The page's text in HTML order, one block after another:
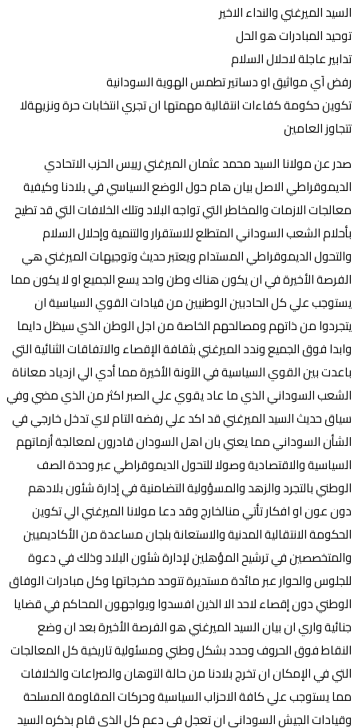
السيد الميرغني والنداء الاخير
توحيد المبادرات هو الحل
تدابير عاجلة لاحلال السلام
رفض اَي مواثيق او دساتير تطمس الهوية السودانية
تكوين حكومة كفاءات انتقالية مهمتها ان تجري انتخابات حرة ونزيهةلا
تتجاوز العامين
صدر عن مولانا السيد محمد عثمان الميرغني رييس الحزب الاتحادي
الديموقراطي الاصل بيان هام حول الوضع السياسي في بلادنا وكيفية
معالجات الازمات والمخاطر التي تواجه البلاد وتلك الخلافات التي قد تطيح
بأحلام الشعب السوداني المتطلع للاستقرار والتنمية وإحلال السلام
والتحول الديموقراطي المستدام ويعتبر حديث وتوجيهات الميرغني هي
الفرصة الأخيرة في ان يكون هناك وطن واحد يسع الجميع او لا يكون مما
يستوجب علي كل الحادبين الوطنيين من قيادات القوي السياسية ان
يتجردوا من ذاتهم ومصالحهم الخاصة من اجل الوطن الذي سيظل دايما
وابدا فوق الجميع وندد الميرغني بثقافة الإقصاء والاتفاقات الثنائية التي
باعدت بين القوي السياسية في الآونة الأخيرة مما أدي الي ازدياد معاناة
الشعب السوداني الذي ما عاد يقوي علي الصبر اكثر من الذي مضي وفي
سياق حديث السيد الميرغني قد اكد علي رفضه التام لاي تدخل خارجي في
الشأن السوداني مما يعني بان اهل السودان قادرون لمعالجة أزماتهم
السياسية والاقتصادية وصولا للتحول الديموقراطي عبر وحدة الصف
الوطني بالتجرد والزهد والمسؤولية التضامنية في إدارة شئون بلادهم
دون عون او افكار تأتي منالخارج وقد دعا مولانا الميرغني الي تكوين
الحكومة الانتقالية المدنية والاستعانة بلجان مساعدة من الأكاديميين
والمتخصصين في ترشيح المؤهلين لإدارة شئون البلاد وذلك في دعوة
للجلوس والحوار عبر مائدة مستديرة تتوحد مخرجاتها وكل مبادرات الوفاق
الوطني دون إقصاء لاحد الا الذين افسدوا ويواجهون المحاكم في قضايا
جنائية واري ان بيان السيد الميرغني هو الفرصة الأخيرة بعد ان وضع
النقاط فوق الحروف وحدد بشكل وطني ومسئولية تاريخية كل المعالجات
التي في الإمكان ان تخرج بلادنا من حالة التوهان والصراعات والخلافات
مما يستوجب علي كافة الاحزاب السياسية وحركات المقاومة المسلحة
وقيادات الجيش السوداني ان تعجل في دعم كل الذي قام بذكره السيد